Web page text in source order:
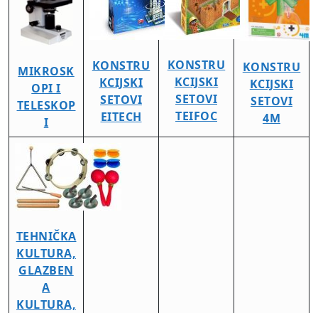
MIKROSK
OPI I
TELESKOP
I
KONSTRU
KCIJSKI
SETOVI
EITECH
KONSTRU
KCIJSKI
SETOVI
TEIFOC
KONSTRU
KCIJSKI
SETOVI
4M
TEHNIČKA
KULTURA,
GLAZBEN
A
KULTURA,